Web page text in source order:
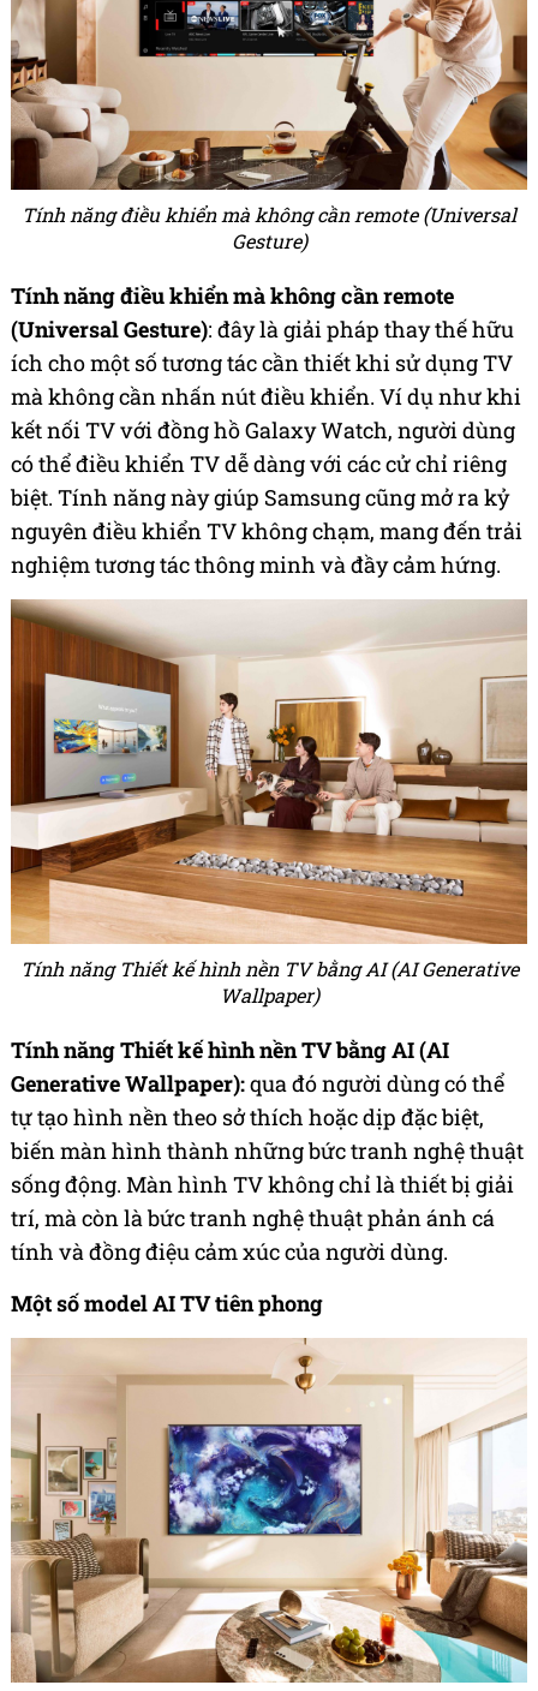
Tính năng điều khiển mà không cần remote (Universal
Gesture)
Tính năng điều khiển màkhông cần remote
(Universal Gesture): đây là giải pháp thay thế hữu
ích cho một số tương tác cần thiết khi sử dụng TV
mà không cần nhấn nút điều khiển. Ví dụ như khi
kết nối TV với đồng hồ Galaxy Watch, người dùng
có thể điều khiển TV dễ dàng với các cử chỉ riêng
biệt. Tính năng này giúp Samsung cũng mở ra kỷ
nguyên điều khiển TV không chạm, mang đến trải
nghiệm tương tác thông minh và đầy cảm hứng.
Tính năng Thiết kế hình nền TV bằng AI (AI Generative
Wallpaper)
Tính năng Thiết kế hình nền TV bằng AI (AI
Generative Wallpaper):qua đó người dùng có thể
tự tạo hình nền theo sở thích hoặc dịp đặc biệt,
biến màn hình thành những bức tranh nghệ thuật
sống động. Màn hình TV không chỉ là thiết bị giải
trí, mà còn là bức tranh nghệ thuật phản ánh cá
tính và đồng điệu cảm xúc của người dùng.
Một số model AI TV tiên phong